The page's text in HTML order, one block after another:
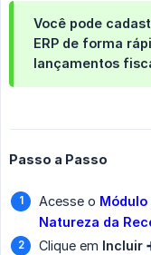
Você pode
ERP de forma
lançamentos
Passo a Passo
Acesse o
Natureza da
Clique em Incluir